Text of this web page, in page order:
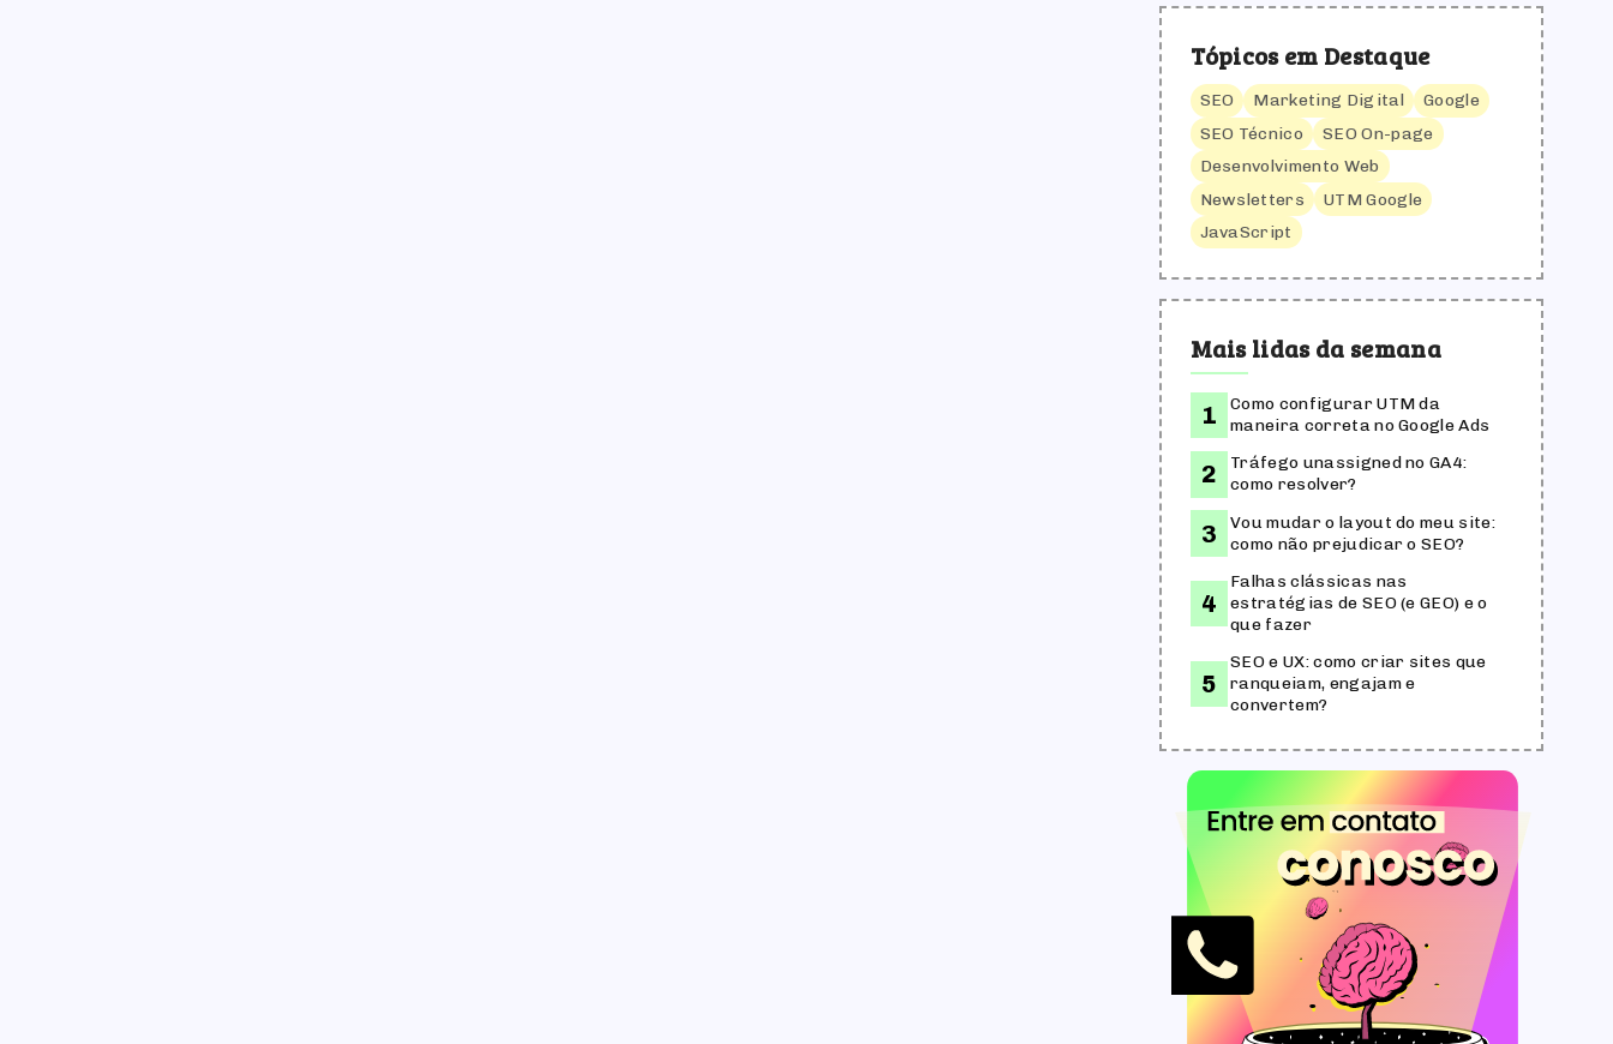
Tópicos em Destaque
SEO Marketing Digital
Google
SEO Técnico
SEO On-page
Desenvolvimento Web
Newsletters
UTM Google
JavaScript
Mais lidas da semana
Como configurar UTM da
maneira correta no Google Ads
Tráfego unassigned no GA4:
como resolver?
Vou mudar o layout do meu site:
como não prejudicar o SEO?
Falhas clássicas nas
estratégias de SEO (e GEO) e o
que fazer
SEO e UX: como criar sites que
ranqueiam, engajam e
convertem?